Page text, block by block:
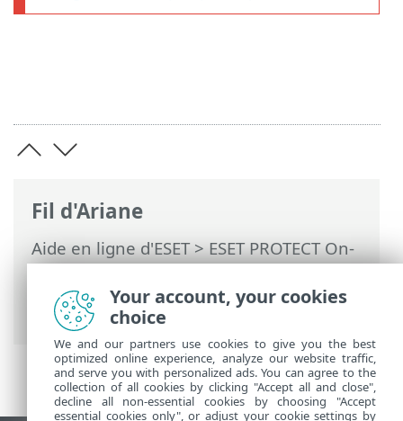
Fil d'Ariane
Aide en ligne d'ESET>ESET PROTECT On-
Prem>Caractéristiques techniques>
Systèmes d'exploitation pris en charge>
Linux
Your account, your cookies
choice
We and our partners use cookies to give you the best
optimized online experience, analyze our website traffic,
and serve you with personalized ads. You can agree to the
collection of all cookies by clicking "Accept all and close",
decline all non-essential cookies by choosing "Accept
essential cookies only", or adjust your cookie settings by